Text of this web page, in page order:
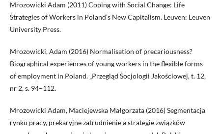
Mrozowicki Adam (2011) Coping with Social Change: Life
Strategies of Workers in Poland’s New Capitalism. Leuven: Leuven
University Press.
Mrozowicki, Adam (2016) Normalisation of precariousness?
Biographical experiences of young workers in the flexible forms
of employment in Poland. „Przegląd Socjologii Jakościowej, t. 12,
nr 2, s. 94–112.
Mrozowicki Adam, Maciejewska Małgorzata (2016) Segmentacja
rynku pracy, prekaryjne zatrudnienie a strategie związków